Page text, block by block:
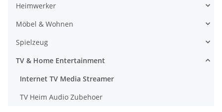
Heimwerker
Möbel & Wohnen
Spielzeug
TV & Home Entertainment
Internet TV Media Streamer
TV Heim Audio Zubehoer